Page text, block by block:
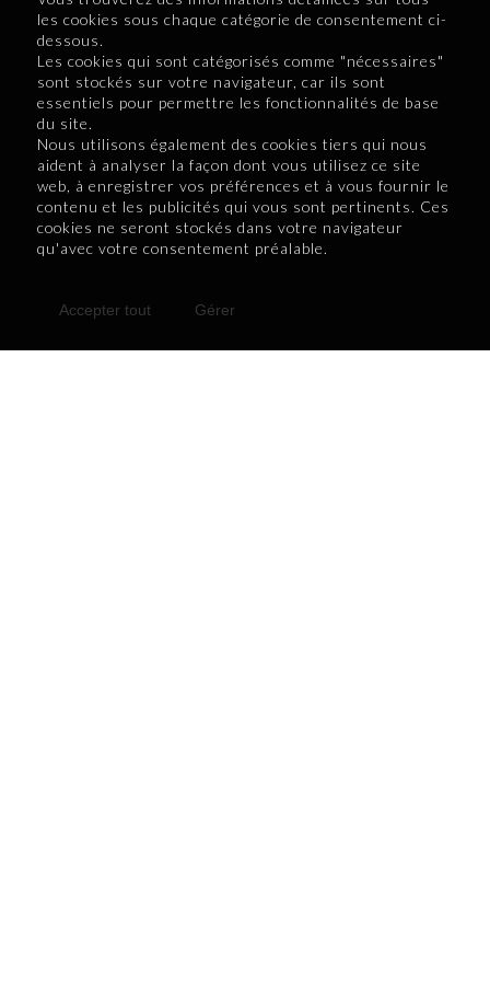
les cookies sous chaque catégorie de consentement ci-
dessous.
Les cookies qui sont catégorisés comme "nécessaires"
sont stockés sur votre navigateur, car ils sont
essentiels pour permettre les fonctionnalités de base
du site.
Nous utilisons également des cookies tiers qui nous
aident à analyser la façon dont vous utilisez ce site
web, à enregistrer vos préférences et à vous fournir le
contenu et les publicités qui vous sont pertinents. Ces
cookies ne seront stockés dans votre navigateur
qu'avec votre consentement préalable.
Accepter tout Gérer
Retour au numéro 9